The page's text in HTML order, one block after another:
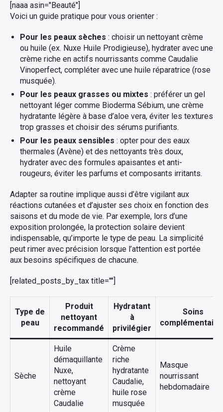
[naaa asin="Beauté"]
Voici un guide pratique pour vous orienter :
Pour les peaux sèches : choisir un nettoyant crème
ou huile (ex. Nuxe Huile Prodigieuse), hydrater avec une
crème riche en actifs nourrissants comme Caudalie
Vinoperfect, compléter avec une huile réparatrice (rose
musquée).
Pour les peaux grasses ou mixtes : préférer un gel
nettoyant léger comme Bioderma Sébium, une crème
hydratante légère à base d’aloe vera, éviter les textures
trop grasses et choisir des sérums purifiants.
Pour les peaux sensibles : opter pour des eaux
thermales (Avène) et des nettoyants très doux,
hydrater avec des formules apaisantes et anti-
rougeurs, éviter les parfums et composants irritants.
Adapter sa routine implique aussi d’être vigilant aux
réactions cutanées et d’ajuster ses choix en fonction des
saisons et du mode de vie. Par exemple, lors d’une
exposition prolongée, la protection solaire devient
indispensable, qu’importe le type de peau. La simplicité
peut rimer avec précision lorsque l’attention est portée
aux besoins spécifiques de chacune.
[related_posts_by_tax title=""]
Type de
peau
Produit
nettoyant
recommandé
Hydratant
à
privilégier
Soins
Sèche
Huile
démaquillante
Nuxe,
nettoyant
crème
Caudalie
Crème
riche
hydratante
Caudalie,
huile rose
musquée
Masque
nourrissant
hebdomadaire